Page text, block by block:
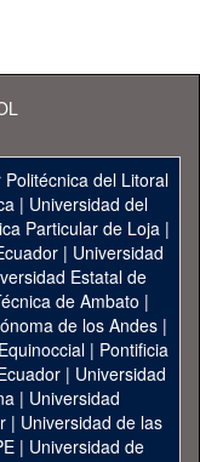
del Litoral
| Universidad del
Particular de Loja|
| Universidad
Estatal de
de Ambato |
de los Andes|
| Pontificia
| Universidad
| Universidad
| Universidad de las
| Universidad de